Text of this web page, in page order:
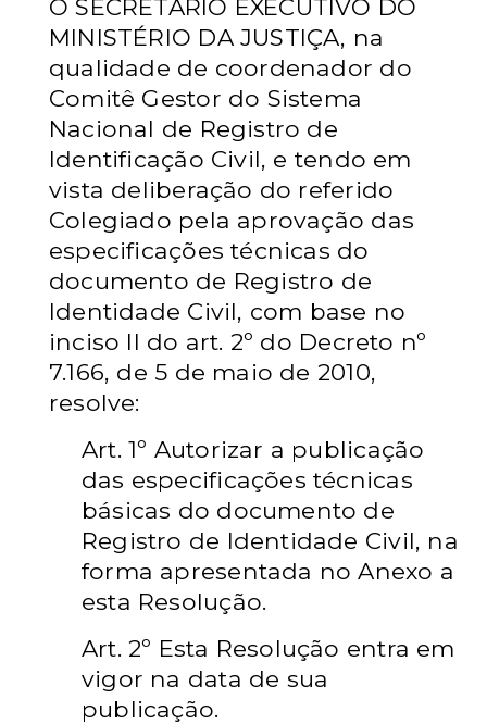
O SECRETÁRIO EXECUTIVO DO
MINISTÉRIO DA JUSTIÇA, na
qualidade de coordenador do
Comitê Gestor do Sistema
Nacional de Registro de
Identificação Civil, e tendo em
vista deliberação do referido
Colegiado pela aprovação das
especificações técnicas do
documento de Registro de
Identidade Civil, com base no
inciso II do art. 2º do Decreto nº
7.166, de 5 de maio de 2010,
resolve:
Art. 1º Autorizar a publicação
das especificações técnicas
básicas do documento de
Registro de Identidade Civil, na
forma apresentada no Anexo a
esta Resolução.
Art. 2º Esta Resolução entra em
vigor na data de sua
publicação.